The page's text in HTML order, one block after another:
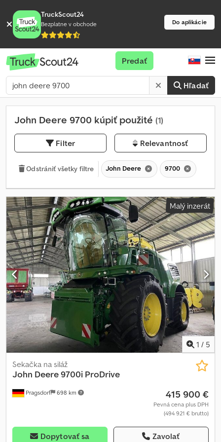
TruckScout24
Bezplatne v obchode Do aplikácie
Hľadať
Predať
John Deere 9700 kúpiť použité (1)
Filter Relevantnosť
Odstrániť všetky filtre John Deere 9700
Malý inzerát
1 / 5
Pragsdorf 698 km
Sekačka na siláž
John Deere9700i ProDrive
415 900 €
Pevná cena plus DPH
(494 921 € brutto)
Dopytovať sa Zavolať